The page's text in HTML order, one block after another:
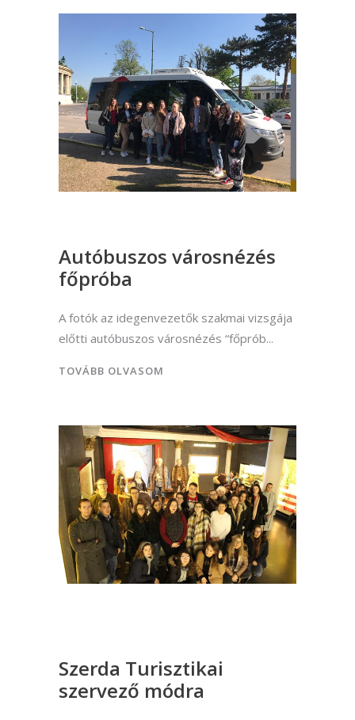
Autóbuszos városnézés
főpróba
A fotók az idegenvezetők szakmai vizsgája
előtti autóbuszos városnézés “főprób
TOVÁBB OLVASOM
Szerda Turisztikai
szervező módra